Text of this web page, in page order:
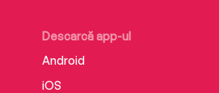
Descarcă app-ul
Android
iOS